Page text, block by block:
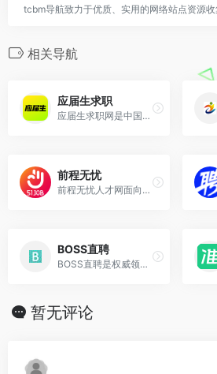
tcbm导航致力于优质、实用的网络站点资源收
相关导航
应届生求职
应届生求职网是中国领先的大学生求职网站，为应届毕业生提供大量校园招聘信息、兼职实习招聘信息以及校园宣讲会和校园招聘会信息，地区覆盖上海、北京、广州、深圳、武汉、
前程无忧
前程无忧人才网面向全国,提供2024准确的招聘网站信息,为企业和求职者提供人才招聘、求职、找工作、培训等在内的全方位的人力资源服务,更多求职找工作信息尽在前程无
BOSS直聘
BOSS直聘是权威领先的招聘网，开启人才网招聘求职新时代，招聘求职找工作，上BOSS直聘，直接谈！
暂无评论